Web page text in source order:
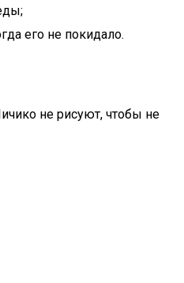
его не покидало.
не рисуют, чтобы не